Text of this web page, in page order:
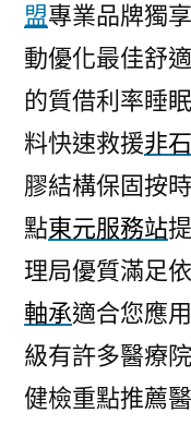
盟專業品牌獨
動優化最佳舒
的質借利率睡
料快速救援非
膠結構保固按
點東元服務站
理局優質滿足
軸承適合您應
級有許多醫療
健檢重點推薦